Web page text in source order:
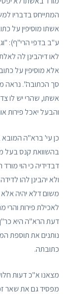
המתייחס בדבריו
אשתו מוסיפין על
ע"ב בדפי הרי"ף):
לאו דיהבינן לה
אלא מוסיפין על
סך הכתובה". נראה
אשתו, שהרי יש לו
והבעל יאכל פירות
כן עי' ברא"ה
בהשוואת קנס בעל
דבדידיה כי הוי
ולא יהבינן להו
משום דלא יהיה
לאכילת פירות
דעת הרא"ה היא
נותנים את תוספת
כתובתה.
מצאנו א"כ דעות
מפסיד גם את שאר